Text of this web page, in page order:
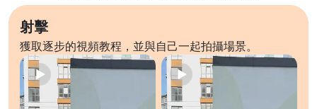
射擊
獲取逐步的視頻教程，並與自己一起拍攝場景。